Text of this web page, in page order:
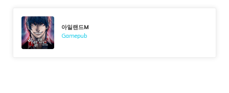
아일랜드M
Gamepub